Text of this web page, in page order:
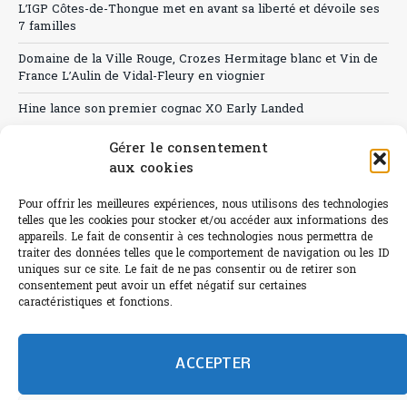
Gérer le consentement
aux cookies
Pour offrir les meilleures expériences, nous utilisons des technologies
telles que les cookies pour stocker et/ou accéder aux informations des
appareils. Le fait de consentir à ces technologies nous permettra de
traiter des données telles que le comportement de navigation ou les ID
uniques sur ce site. Le fait de ne pas consentir ou de retirer son
consentement peut avoir un effet négatif sur certaines
caractéristiques et fonctions.
ACCEPTER
L’IGP Côtes-de-Thongue met en avant sa liberté et dévoile ses
7 familles
Domaine de la Ville Rouge, Crozes Hermitage blanc et Vin de
France L’Aulin de Vidal-Fleury en viognier
Hine lance son premier cognac XO Early Landed
Canicule : A quand le CHR à « l’heure espagnole » ?
Sélection de rosés 2026
L'abus d'alcool est dangereux pour la santé.
humain et 0% IA de Paris Bistro Editions - SARL de Presse -
Informations légales etRGPD